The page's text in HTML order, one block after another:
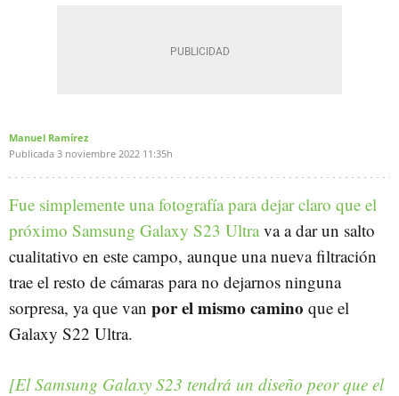
Manuel Ramírez
Publicada 3 noviembre 2022 11:35h
Fue simplemente una fotografía para dejar claro que el
próximo Samsung Galaxy S23 Ultrava a dar un salto
cualitativo en este campo, aunque una nueva filtración
trae el resto de cámaras para no dejarnos ninguna
sorpresa, ya que van por el mismo camino que el
Galaxy S22 Ultra.
[El Samsung Galaxy S23 tendrá un diseño peor que el